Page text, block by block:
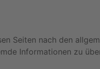
Seiten nach den
Informationen zu